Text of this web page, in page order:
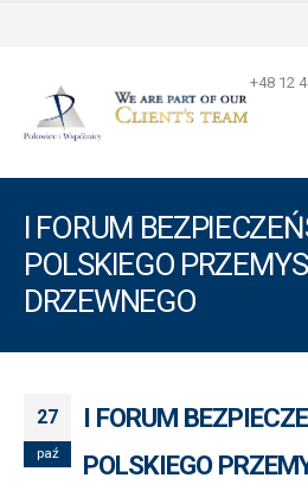
+48 12
I FORUM
POLSKIEGO
DRZEWNEGO
27
paź
I FORUM
POLSKIEGO